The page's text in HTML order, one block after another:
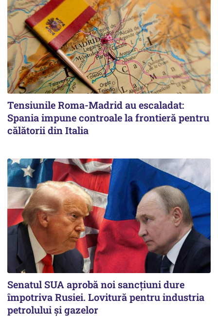
Tensiunile Roma-Madrid au escaladat:
Spania impune controale la frontieră pentru
călătorii din Italia
Senatul SUA aprobă noi sancțiuni dure
împotriva Rusiei. Lovitură pentru industria
petrolului și gazelor